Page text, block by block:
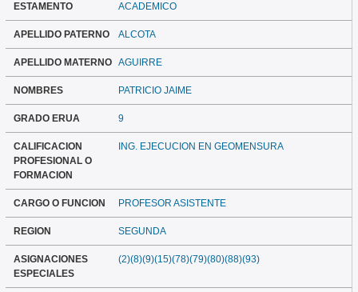
ESTAMENTO ACADEMICO
APELLIDO PATERNO ALCOTA
APELLIDO MATERNO AGUIRRE
NOMBRES PATRICIO JAIME
GRADO ERUA 9
CALIFICACION
PROFESIONAL O
FORMACION
ING. EJECUCION EN GEOMENSURA
CARGO O FUNCION PROFESOR ASISTENTE
REGION SEGUNDA
ASIGNACIONES
ESPECIALES
(2)(8)(9)(15)(78)(79)(80)(88)(93)